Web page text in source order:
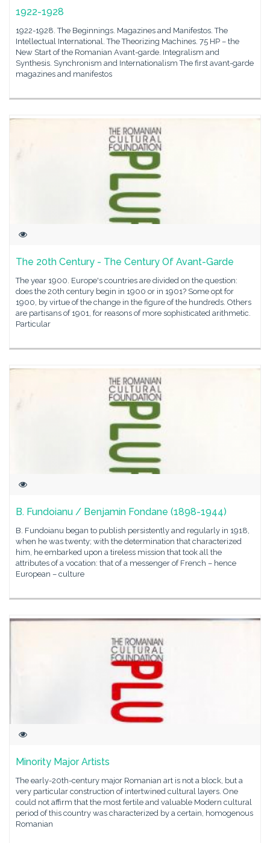
1922-1928
1922-1928. The Beginnings. Magazines and Manifestos. The
Intellectual International. The Theorizing Machines. 75 HP – the
New Start of the Romanian Avant-garde. Integralism and
Synthesis. Synchronism and Internationalism The first avant-garde
magazines and manifestos
The 20th Century - The Century Of Avant-Garde
The year 1900. Europe's countries are divided on the question:
does the 20th century begin in 1900 or in 1901? Some opt for
1900, by virtue of the change in the figure of the hundreds. Others
are partisans of 1901, for reasons of more sophisticated arithmetic.
Particular
B. Fundoianu / Benjamin Fondane (1898-1944)
B. Fundoianu began to publish persistently and regularly in 1918,
when he was twenty; with the determination that characterized
him, he embarked upon a tireless mission that took all the
attributes of a vocation: that of a messenger of French – hence
European – culture
Minority Major Artists
The early-20th-century major Romanian art is not a block, but a
very particular construction of intertwined cultural layers. One
could not affirm that the most fertile and valuable Modern cultural
period of this country was characterized by a certain, homogenous
Romanian